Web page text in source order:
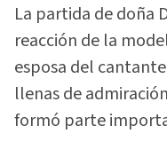
La partida de doña
reacción de la
esposa del
llenas de
formó parte